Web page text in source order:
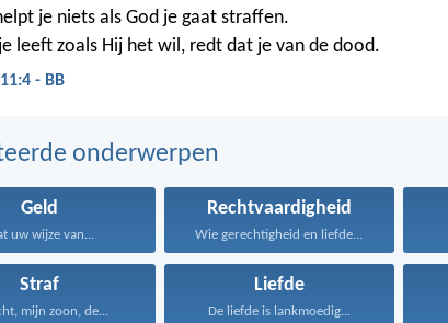
je niets als God je gaat straffen.
leeft zoals Hij het wil, redt dat je van de dood.
- BB
onderwerpen
Geld
uw wijze van...
Rechtvaardigheid
Wie gerechtigheid en liefde...
Straf
mijn zoon, de...
Liefde
De liefde is lankmoedig...